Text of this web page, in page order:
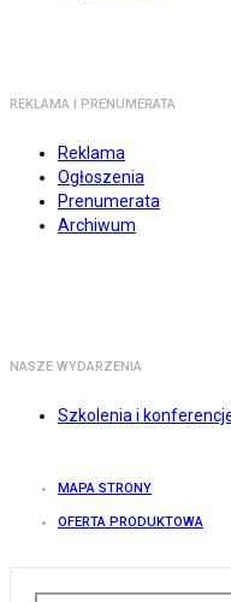
REKLAMA I PRENUMERATA
Reklama
Ogłoszenia
Prenumerata
Archiwum
NASZE WYDARZENIA
Szkolenia i
MAPA STRONY
OFERTA PRODUKTOWA